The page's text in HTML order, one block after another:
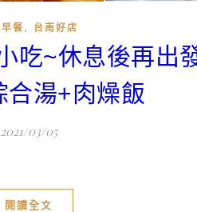
餐 , 台南好店
吃~休息後再出
合湯+肉燥飯
2021/03/05
閱讀全文